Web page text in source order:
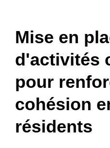
Mise en
d'activités
pour
cohésion
résidents